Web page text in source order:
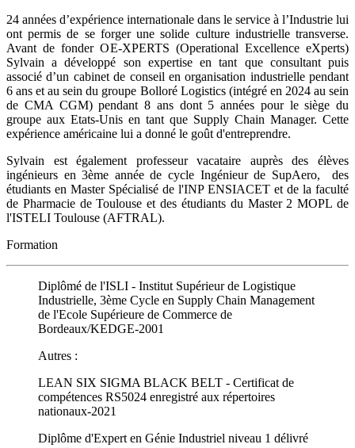
24 années d’expérience internationale dans le service à l’Industrie lui
ont permis de se forger une solide culture industrielle transverse.
Avant de fonder OE-XPERTS (Operational Excellence eXperts)
Sylvain a développé son expertise en tant que consultant puis
associé d’un cabinet de conseil en organisation industrielle pendant
6 ans et au sein du groupe Bolloré Logistics (intégré en 2024 au sein
de CMA CGM) pendant 8 ans dont 5 années pour le siège du
groupe aux Etats-Unis en tant que Supply Chain Manager. Cette
expérience américaine lui a donné le goût d'entreprendre.
Sylvain est également professeur vacataire auprès des élèves
ingénieurs en 3ème année de cycle Ingénieur de SupAero, des
étudiants en Master Spécialisé de l'INP ENSIACET et de la faculté
de Pharmacie de Toulouse et des étudiants du Master 2 MOPL de
l'ISTELI Toulouse (AFTRAL).
Formation
Diplômé de l'ISLI - Institut Supérieur de Logistique
Industrielle, 3ème Cycle en Supply Chain Management
de l'Ecole Supérieure de Commerce de
Bordeaux/KEDGE-2001
Autres :
LEAN SIX SIGMA BLACK BELT - Certificat de
compétences RS5024 enregistré aux répertoires
nationaux-2021
Diplôme d'Expert en Génie Industriel niveau 1 délivré